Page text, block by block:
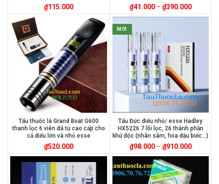
₫115.000 ₫41.000– ₫390.000
Tẩu thuốc lá Grand Boat G600
thanh lọc 6 viên đá từ cao cấp cho
cả điếu lớn và nhỏ esse
₫520.000
MỚI
Tẩu Đức điếu nhỏ/ esse Hadley
HX5226 7 lõi lọc, 26 thành phần
khử độc (nhân sâm, hoa đậu biếc…)
₫98.000– ₫910.000